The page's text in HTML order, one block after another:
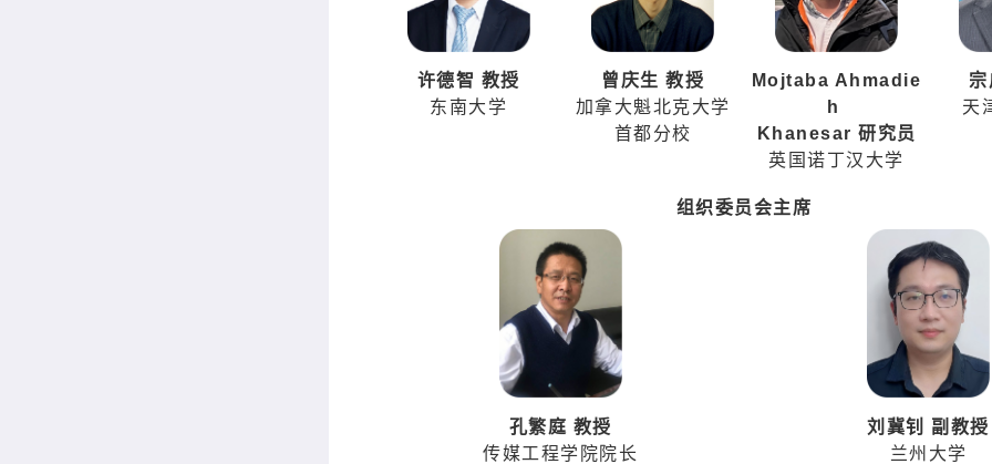
许德智 教授
东南大学
曾庆生 教授
加拿大魁北克大学
首都分校
Mojtaba Ahmadie
h
Khanesar 研究员
英国诺丁汉大学
天
组织委员会主席
孔繁庭 教授
传媒工程学院院长
刘冀钊 副教授
兰州大学